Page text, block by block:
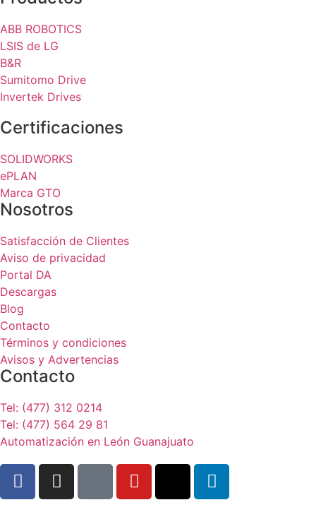
ABB ROBOTICS
LSIS de LG
B&R
Sumitomo Drive
Invertek Drives
Certificaciones
SOLIDWORKS
ePLAN
Marca GTO
Nosotros
Satisfacción de Clientes
Aviso de privacidad
Portal DA
Descargas
Blog
Contacto
Términos y condiciones
Avisos y Advertencias
Contacto
Tel: (477) 312 0214
Tel: (477) 564 29 81
Automatización en León Guanajuato